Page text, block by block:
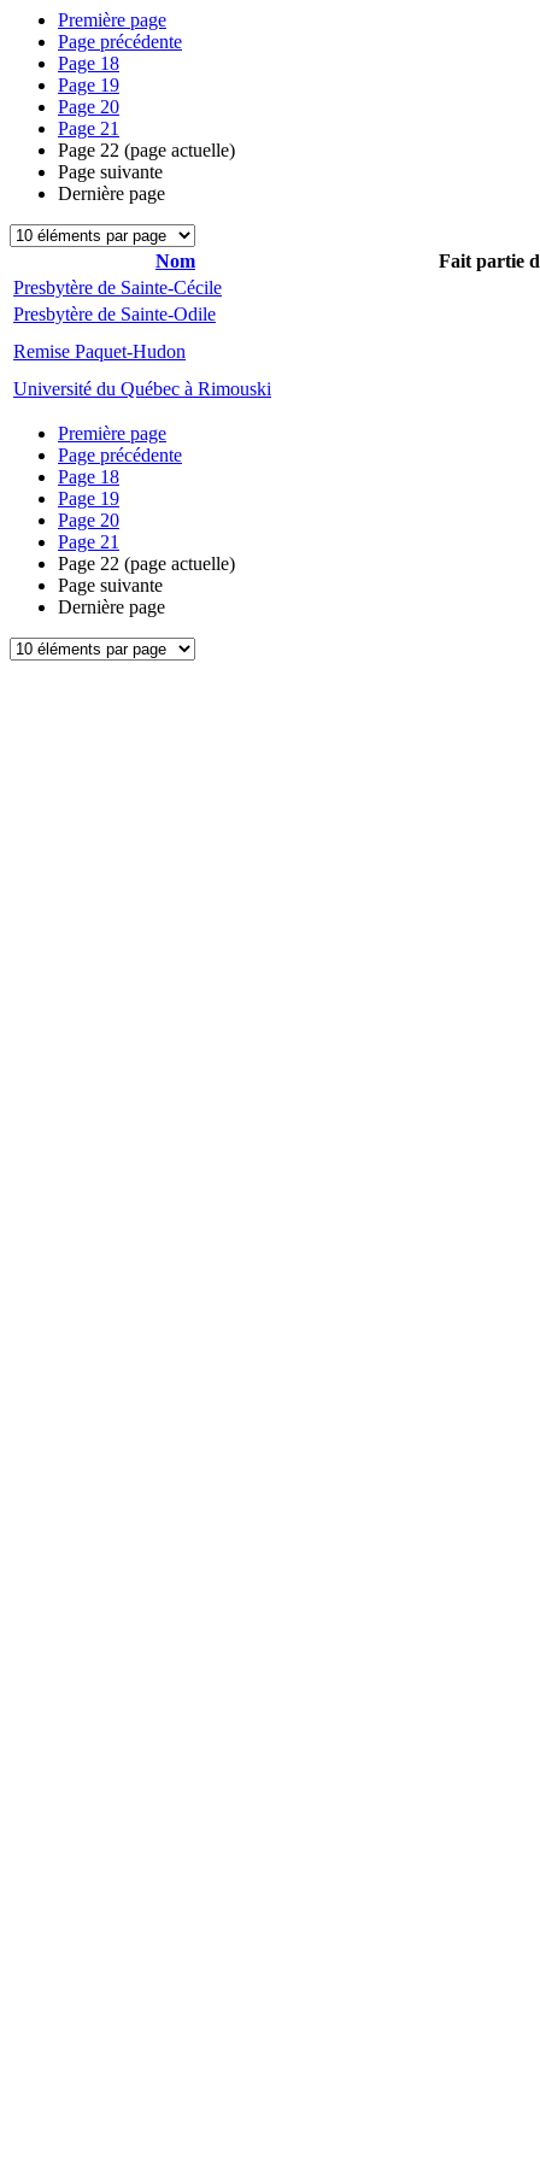
Première page
Page précédente
Page 18
Page 19
Page 20
Page 21
Page 22 (page actuelle)
Page suivante
Dernière page
Nom
Fait partie
Presbytère de Sainte-Cécile
Presbytère de Sainte-Odile
Remise Paquet-Hudon
Université du Québec à Rimouski
Première page
Page précédente
Page 18
Page 19
Page 20
Page 21
Page 22 (page actuelle)
Page suivante
Dernière page